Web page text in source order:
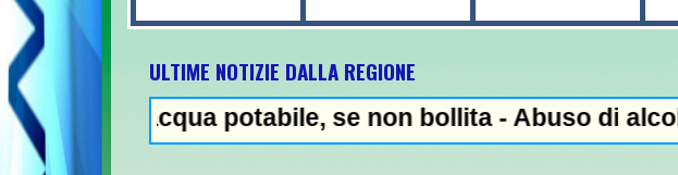
ULTIME NOTIZIE DALLA REGIONE
potabile, se non bollita - Abuso di alcol fuori
NEWS IN